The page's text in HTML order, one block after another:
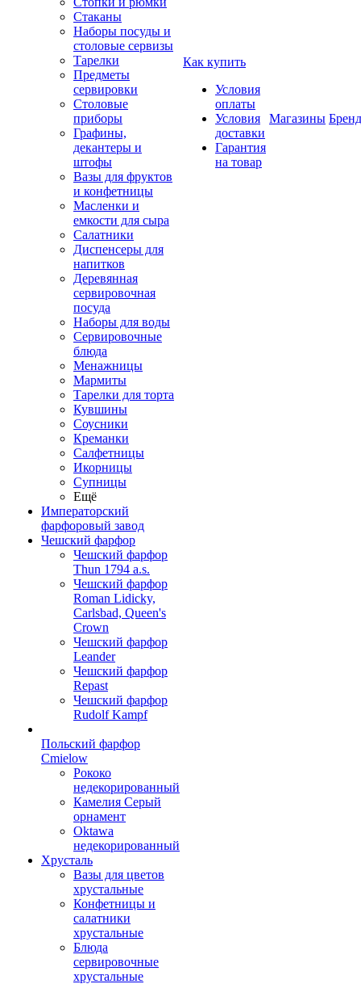
Стаканы
Наборы посуды и
столовые сервизы
Тарелки
Предметы
сервировки
Столовые
приборы
Графины,
декантеры и
штофы
Вазы для фруктов
и конфетницы
Масленки и
емкости для сыра
Салатники
Диспенсеры для
напитков
Деревянная
сервировочная
посуда
Наборы для воды
Сервировочные
блюда
Менажницы
Мармиты
Тарелки для торта
Кувшины
Соусники
Креманки
Салфетницы
Икорницы
Супницы
Ещё
Императорский
фарфоровый завод
Чешский фарфор
Чешский фарфор
Thun 1794 a.s.
Чешский фарфор
Roman Lidicky,
Carlsbad, Queen's
Crown
Чешский фарфор
Leander
Чешский фарфор
Repast
Чешский фарфор
Rudolf Kampf
Польский фарфор
Сmielow
Рококо
недекорированный
Камелия Серый
орнамент
Oktawa
недекорированный
Хрусталь
Вазы для цветов
хрустальные
Конфетницы и
салатники
хрустальные
Блюда
сервировочные
хрустальные
Как купить
Условия
оплаты
Условия
доставки
Гарантия
на товар
Магазины